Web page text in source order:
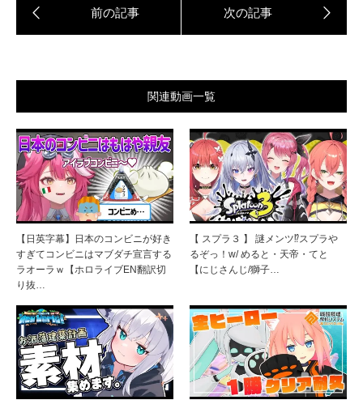
関連動画一覧
【日英字幕】日本のコンビニが好き
すぎてコンビニはマブダチ宣言する
ラオーラｗ【ホロライブEN翻訳切
り抜…
【 スプラ３ 】 謎メンツ⁉スプラや
るぞっ！w/ めると・天帝・てと
【にじさんじ/獅子…